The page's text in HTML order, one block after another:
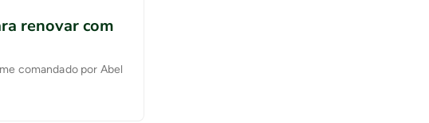
renovar com
comandado por Abel